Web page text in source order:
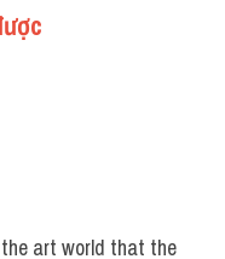
art world that the